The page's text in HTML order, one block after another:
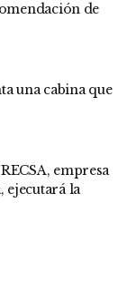
de
una cabina que
empresa
la